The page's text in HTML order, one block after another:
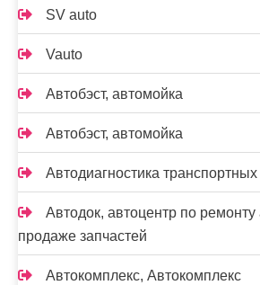
SV auto
Vauto
Автобэст, автомойка
Автобэст, автомойка
Автодиагностика транспортных
Автодок, автоцентр по
продаже запчастей
Автокомплекс, Автокомплекс